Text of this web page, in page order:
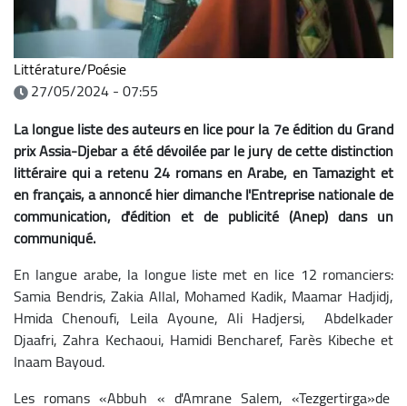
Littérature/Poésie
27/05/2024 - 07:55
La longue liste des auteurs en lice pour la 7e édition du Grand
prix Assia-Djebar a été dévoilée par le jury de cette distinction
littéraire qui a retenu 24 romans en Arabe, en Tamazight et
en français, a annoncé hier dimanche l'Entreprise nationale de
communication, d'édition et de publicité (Anep) dans un
communiqué.
En langue arabe, la longue liste met en lice 12 romanciers:
Samia Bendris, Zakia Allal, Mohamed Kadik, Maamar Hadjidj,
Hmida Chenoufi, Leila Ayoune, Ali Hadjersi, Abdelkader
Djaafri, Zahra Kechaoui, Hamidi Bencharef, Farès Kibeche et
Inaam Bayoud.
Les romans «Abbuh « d'Amrane Salem, «Tezgertirga»de